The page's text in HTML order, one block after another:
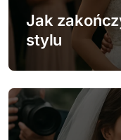
w
p
i
s
u
Jak
stylu